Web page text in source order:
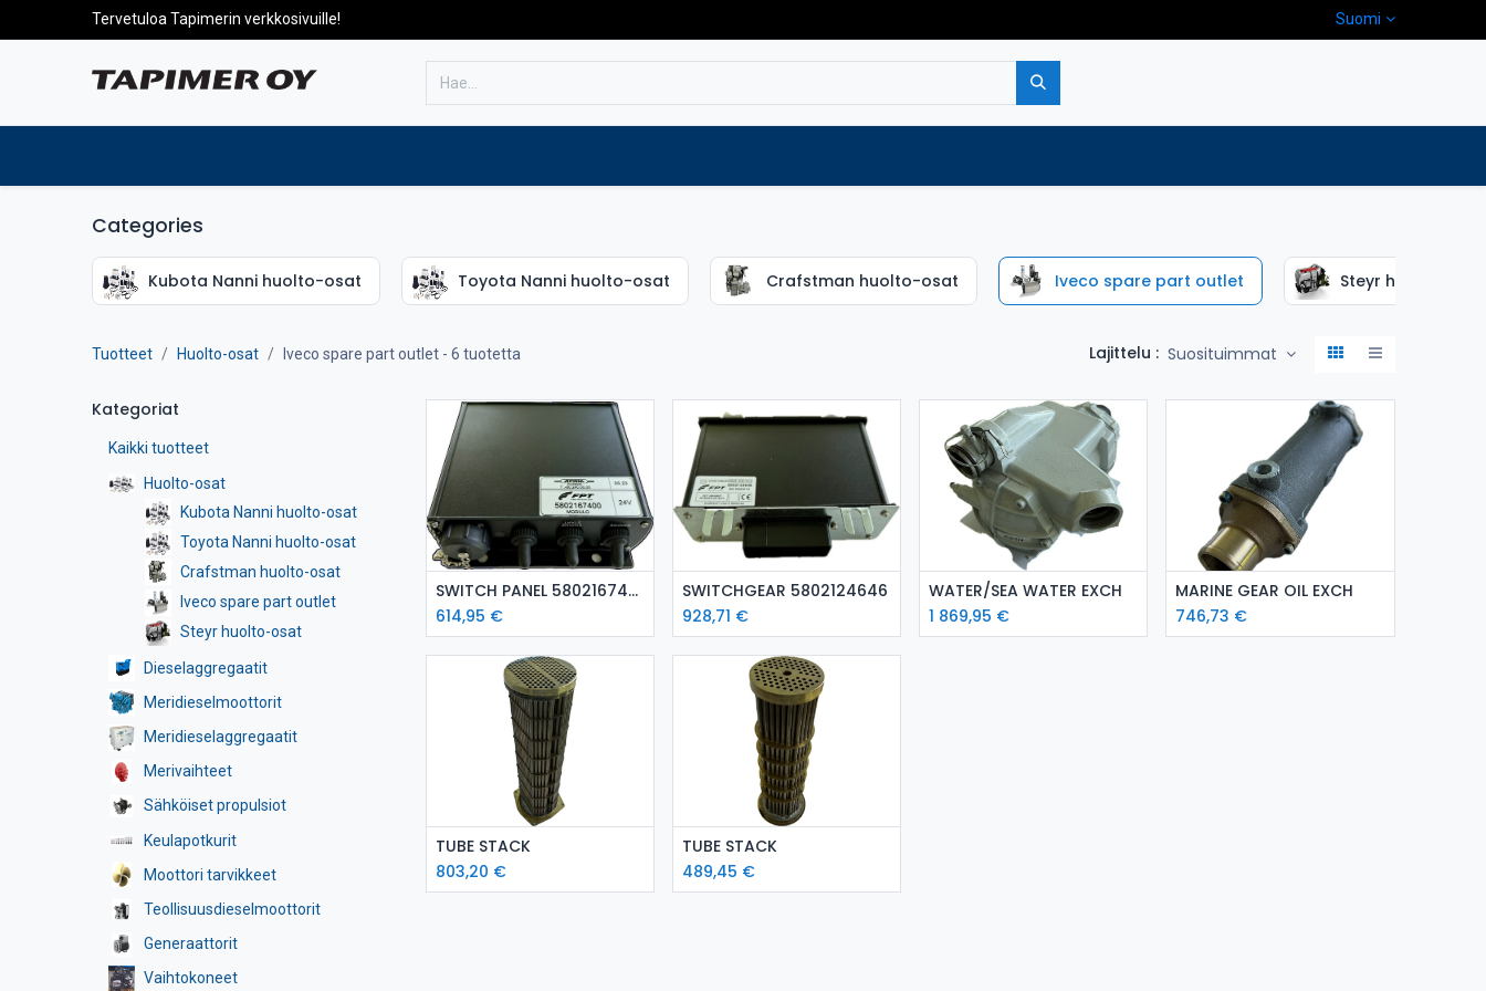
Tervetuloa Tapimerin verkkosivuille! Suomi
Categories
Kubota Nanni huolto-osat Toyota Nanni huolto-osat Crafstman huolto-osat Iveco spare part outlet Steyr huolto-osat
Tuotteet Huolto-osat Iveco spare part outlet- 6 tuotetta Lajittelu : Suosituimmat
Kategoriat
Kaikki tuotteet
Huolto-osat
Kubota Nanni huolto-osat
Toyota Nanni huolto-osat
Crafstman huolto-osat
Iveco spare part outlet
Steyr huolto-osat
Dieselaggregaatit
Meridieselmoottorit
Meridieselaggregaatit
Merivaihteet
Sähköiset propulsiot
Keulapotkurit
Moottori tarvikkeet
Teollisuusdieselmoottorit
Generaattorit
Vaihtokoneet
Lisää ostoskoriin
SWITCH PANEL 5802167400
614,95 €
Lisää ostoskoriin
SWITCHGEAR 5802124646
928,71 €
Lisää ostoskoriin
WATER/SEA WATER EXCH
1 869,95 €
Lisää ostoskoriin
MARINE GEAR OIL EXCH
746,73 €
Lisää ostoskoriin
TUBE STACK
803,20 €
Lisää ostoskoriin
TUBE STACK
489,45 €